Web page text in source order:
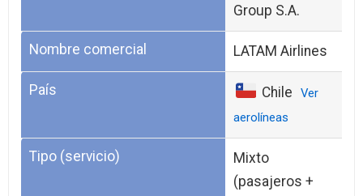
Group S.A.
Nombre comercial LATAM Airlines
País Chile
Ver
aerolíneas
Tipo (servicio)
Mixto
(pasajeros +